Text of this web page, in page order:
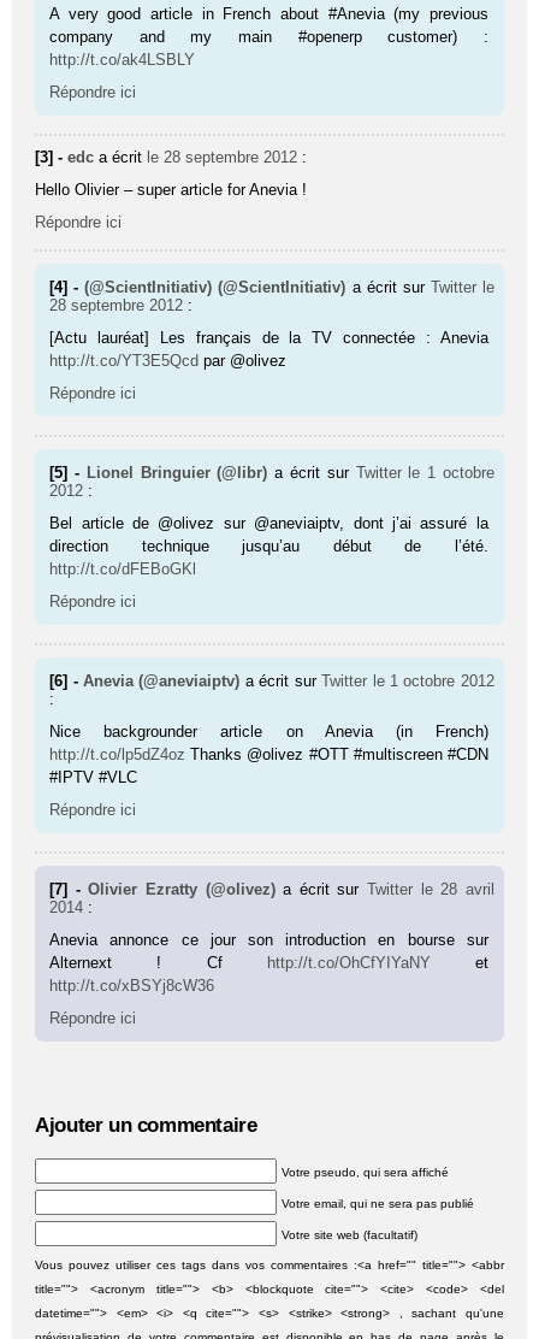
A very good article in French about #Anevia (my previous
company and my main #openerp customer) :
http://t.co/ak4LSBLY
Répondre ici
[3] -edc a écrit le 28 septembre 2012 :
Hello Olivier – super article for Anevia !
Répondre ici
[4] -(@ScientInitiativ) (@ScientInitiativ) a écrit sur Twitter le
28 septembre 2012 :
[Actu lauréat] Les français de la TV connectée : Anevia
http://t.co/YT3E5Qcd par @olivez
Répondre ici
[5] - Lionel Bringuier (@libr) a écrit sur Twitter le 1 octobre
2012 :
Bel article de @olivez sur @aneviaiptv, dont j’ai assuré la
direction technique jusqu’au début de l’été.
http://t.co/dFEBoGKl
Répondre ici
[6] -Anevia (@aneviaiptv) a écrit surTwitter le 1 octobre 2012
:
Nice backgrounder article on Anevia (in French)
http://t.co/lp5dZ4oz Thanks @olivez #OTT #multiscreen #CDN
#IPTV #VLC
Répondre ici
[7] -Olivier Ezratty (@olivez) a écrit surTwitter
le 28 avril
2014 :
Anevia annonce ce jour son introduction en bourse sur
Alternext ! Cf
http://t.co/OhCfYIYaNY et
http://t.co/xBSYj8cW36
Répondre ici
Ajouter un commentaire
Votre pseudo, qui sera affiché
Votre email, qui ne sera pas publié
Votre site web (facultatif)
Vous pouvez utiliser ces tags dans vos commentaires :<a href="" title=""> <abbr
title=""> <acronym title=""> <b> <blockquote cite=""> <cite> <code> <del
datetime=""> <em> <i> <q cite=""> <s> <strike> <strong> , sachant qu'une